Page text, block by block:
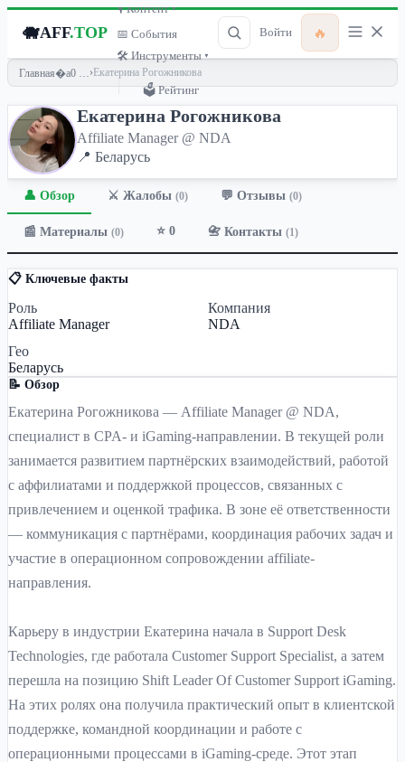
🐗AFF.TOP
🎙 Контент ▾
📅 События
🛠 Инструменты ▾
🗳 Рейтинг
Войти 🔥
Главная › Екатерина Рогожникова
Екатерина Рогожникова
Affiliate Manager @ NDA
📍 Беларусь
👤 Обзор ⚔️ Жалобы (0) 💬 Отзывы (0)
📰 Материалы (0) ⭐ 0 📇 Контакты (1)
📋 Ключевые факты
Роль
Affiliate Manager
Компания
NDA
Гео
Беларусь
📝 Обзор
Екатерина Рогожникова — Affiliate Manager @ NDA,
специалист в CPA- и iGaming-направлении. В текущей роли
занимается развитием партнёрских взаимодействий, работой
с аффилиатами и поддержкой процессов, связанных с
привлечением и оценкой трафика. В зоне её ответственности
— коммуникация с партнёрами, координация рабочих задач и
участие в операционном сопровождении affiliate-
направления.
Карьеру в индустрии Екатерина начала в Support Desk
Technologies, где работала Customer Support Specialist, а затем
перешла на позицию Shift Leader Of Customer Support iGaming.
На этих ролях она получила практический опыт в клиентской
поддержке, командной координации и работе с
операционными процессами в iGaming-среде. Этот этап